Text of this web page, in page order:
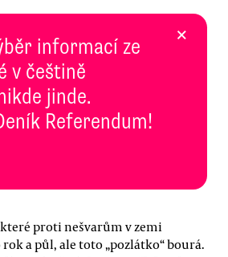
informací ze
v češtině
jinde.
Referendum!
×
proti nešvarům v zemi
a půl, ale toto „pozlátko“ bourá.